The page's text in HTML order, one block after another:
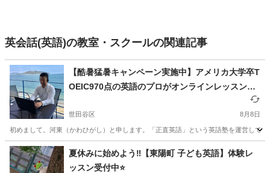
英会話(英語)の教室・スクールの関連記事
【酷暑猛暑キャンペーン実施中】アメリカ大学卒T
OEIC970点の英語のプロがオンラインレッスンで
あなたの英語力を効率的に上げるお手伝いをしま
す！【残り1枠】
世田谷区 8月8日
初めまして。河東（かわひがし）と申します。「正直英語」という英語塾を運営して
東京 世田谷区 英語 TOEIC
夏休みに始めよう‼️【東陽町 子ども英語】体験レ
ッスン受付中⭐️